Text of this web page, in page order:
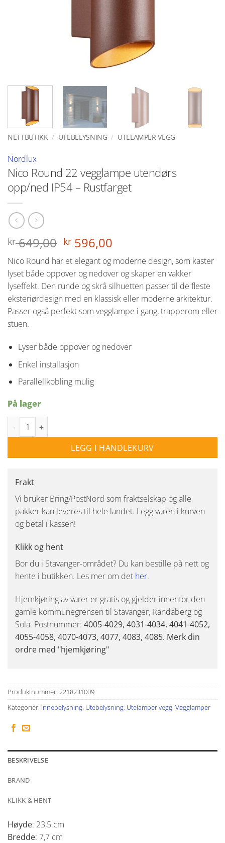
NETTBUTIKK / UTEBELYSNING / UTELAMPER VEGG
Nordlux
Nico Round 22 vegglampe utendørs
opp/ned IP54 – Rustfarget
kr649,00 Opprinnelig
pris
var:
kr 649,00.
kr 596,00
pris
er:
kr 596,00.
Nico Round har et elegant og moderne design, som kaster
lyset både oppover og nedover og skaper en vakker
lyseffekt. Den runde og skrå silhuetten passer til de fleste
eksteriørdesign med en klassisk eller moderne arkitektur.
Passer også perfekt som vegglampe i gang, trapperom eller
stuen.
Lyser både oppover og nedover
Enkel installasjon
Parallellkobling mulig
På lager
Nico Round 22 vegglampe utendørs opp/ned IP54 - Rustfarget
LEGG I HANDLEKURV
Frakt
Vi bruker Bring/PostNord som fraktselskap og alle
pakker kan leveres til hele landet. Legg varen i kurven
og betal i kassen!
Klikk og hent
Bor du i Stavanger-området? Du kan bestille på nett og
hente i butikken. Les mer om det her.
Hjemkjøring av varer er gratis og gjelder innenfor den
gamle kommunegrensen til Stavanger, Randaberg og
Sola. Postnummer: 4005-4029, 4031-4034, 4041-4052,
4055-4058, 4070-4073, 4077, 4083, 4085. Merk din
ordre med "hjemkjøring"
Produktnummer: 2218231009
Kategorier: Innebelysning, Utebelysning, Utelamper vegg, Vegglamper
BESKRIVELSE
BRAND
KLIKK & HENT
Høyde: 23,5 cm
Bredde: 7,7 cm